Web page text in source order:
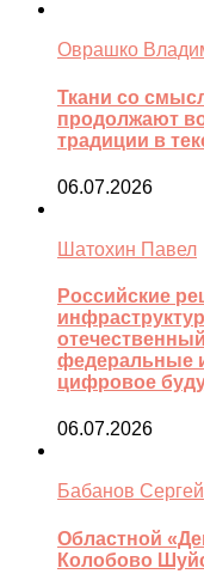
Оврашко
Ткани со
продолжают
традиции в
06.07.2026
Шатохин Павел
Российские
федеральные
цифровое
06.07.2026
Бабанов Сергей
Областной
Колобово